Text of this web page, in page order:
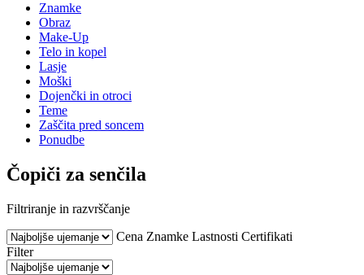
Znamke
Obraz
Make-Up
Telo in kopel
Lasje
Moški
Dojenčki in otroci
Teme
Zaščita pred soncem
Ponudbe
Čopiči za senčila
Filtriranje in razvrščanje
Cena Znamke Lastnosti Certifikati
Filter